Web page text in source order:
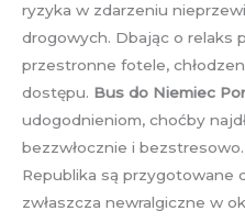
ryzyka w zdarzeniu
drogowych. Dbając o relaks
przestronne fotele,
dostępu. Bus do Niemiec
udogodnieniom, choćby
bezzwłocznie i
Republika są przygotowane
zwłaszcza newralgiczne w